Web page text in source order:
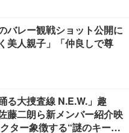
バレー観戦ショット公開に
美人親子」「仲良しで尊
る大捜査線 N.E.W.」趣
藤二朗ら新メンバー紹介映
ター象徴する“謎のキーワ